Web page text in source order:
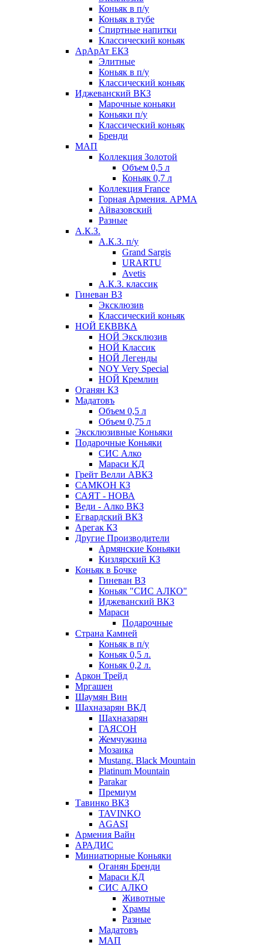
Коньяк в п/у
Коньяк в тубе
Спиртные напитки
Классический коньяк
АрАрАт ЕКЗ
Элитные
Коньяк в п/у
Классический коньяк
Иджеванский ВКЗ
Марочные коньяки
Коньяки п/у
Классический коньяк
Бренди
МАП
Коллекция Золотой
Объем 0,5 л
Коньяк 0,7 л
Коллекция France
Горная Армения. АРМА
Айвазовский
Разные
А.К.З.
А.К.З. п/у
Grand Sargis
URARTU
Avetis
А.К.З. классик
Гиневан ВЗ
Эксклюзив
Классический коньяк
НОЙ ЕКВВКА
НОЙ Эксклюзив
НОЙ Классик
НОЙ Легенды
NOY Very Speсial
НОЙ Кремлин
Оганян КЗ
Мадатовъ
Объем 0,5 л
Объем 0,75 л
Эксклюзивные Коньяки
Подарочные Коньяки
СИС Алко
Мараси КД
Грейт Велли АВКЗ
САМКОН КЗ
САЯТ - НОВА
Веди - Алко ВКЗ
Егвардский ВКЗ
Арегак КЗ
Другие Производители
Армянские Коньяки
Кизлярский КЗ
Коньяк в Бочке
Гиневан ВЗ
Коньяк "СИС АЛКО"
Иджеванский ВКЗ
Мараси
Подарочные
Страна Камней
Коньяк в п/у
Коньяк 0,5 л.
Коньяк 0,2 л.
Аркон Трейд
Мргашен
Шаумян Вин
Шахназарян ВКД
Шахназарян
ГАЯСОН
Жемчужина
Мозаика
Mustang. Black Mountain
Platinum Mountain
Parakar
Премиум
Тавинко ВКЗ
TAVINKO
AGASI
Армения Вайн
АРАДИС
Миниатюрные Коньяки
Оганян Бренди
Мараси КД
СИС АЛКО
Животные
Храмы
Разные
Мадатовъ
МАП